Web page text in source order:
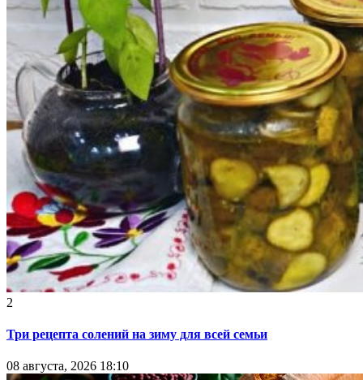
2
Три рецепта солений на зиму для всей семьи
08 августа, 2026 18:10